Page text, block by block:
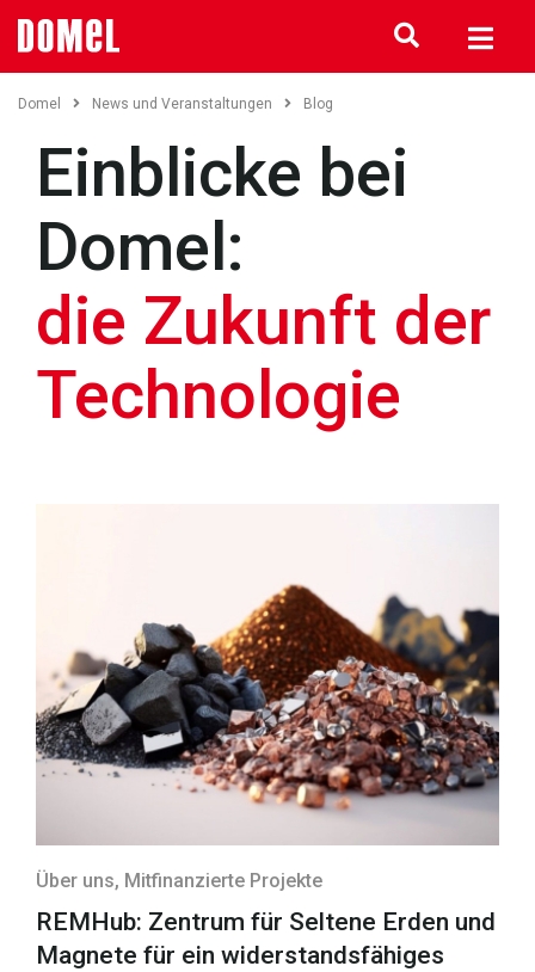
Domel News und Veranstaltungen Blog
Einblicke bei
Domel:
die Zukunft der
Technologie
Über uns, Mitfinanzierte Projekte
REMHub: Zentrum für Seltene Erden und
Magnete für ein widerstandsfähiges